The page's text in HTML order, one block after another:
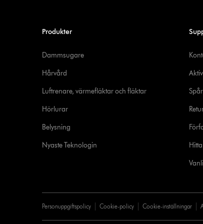
Produkter
Dammsugare
Hårvård
Luftrenare, värmefläktar och fläktar
Hörlurar
Belysning
Nyaste Teknologin
Personuppgiftspolicy Cookie-policy Cookie-inställningar